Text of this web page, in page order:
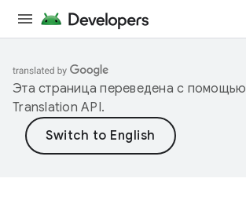
Эта страница переведена с помощью
Translation API.